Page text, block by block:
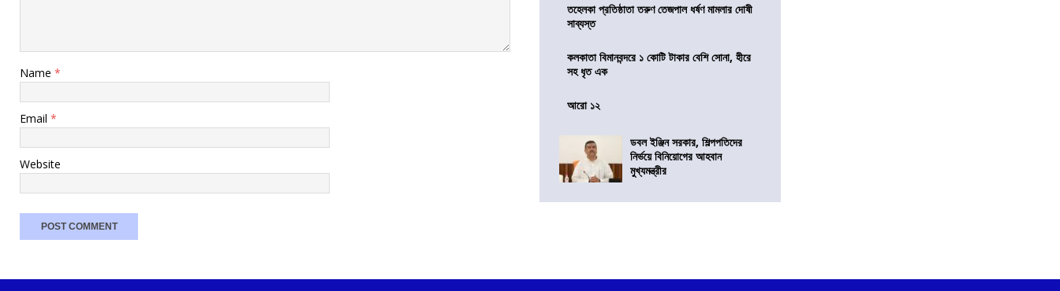
Name *
Email *
Website
তহেলকা প্রতিষ্ঠাতা তরুণ তেজপাল ধর্ষণ মামলার দোষী
সাব্যস্ত
কলকাতা বিমানবন্দরে ১ কোটি টাকার বেশি সোনা, হীরে
সহ ধৃত এক
আরো ১২
ডবল ইঞ্জিন সরকার, শিল্পপতিদের
নির্ভয়ে বিনিয়োগের আহবান
মুখ্যমন্ত্রীর